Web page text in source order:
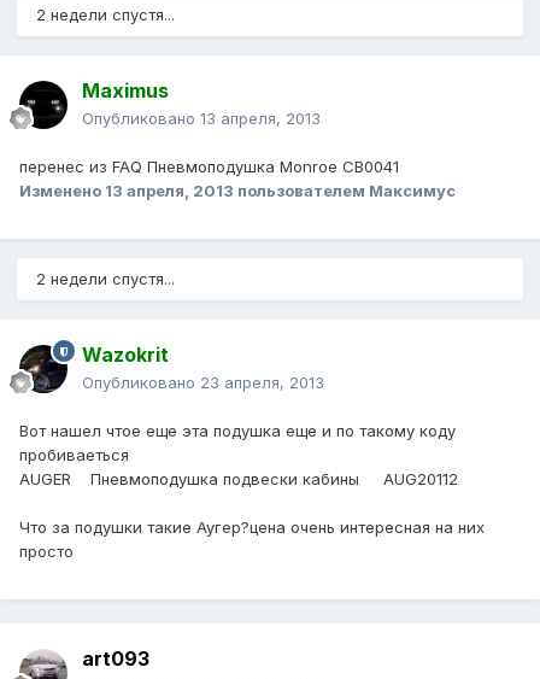
2 недели спустя...
Maximus
Опубликовано 13 апреля, 2013
перенес из FAQ Пневмоподушка Monroe CB0041
Изменено 13 апреля, 2013 пользователем Максимус
2 недели спустя...
Wazokrit
Опубликовано 23 апреля, 2013
Вот нашел чтое еще эта подушка еще и по такому коду
пробиваеться
AUGER Пневмоподушка подвески кабины AUG20112
Что за подушки такие Аугер?цена очень интересная на них
просто
art093